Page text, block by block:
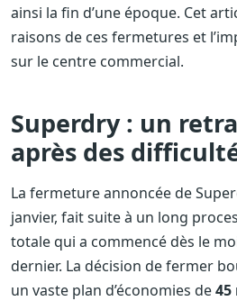
ainsi la fin d’une époque. Cet
raisons de ces fermetures et
sur le centre commercial.
Superdry : un
après des
La fermeture annoncée de
janvier, fait suite à un long
totale qui a commencé dès le
dernier. La décision de fermer
un vaste plan d’économies de45